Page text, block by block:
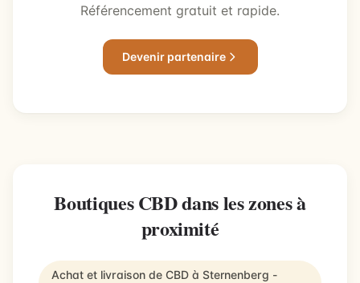
Référencement gratuit et rapide.
Devenir partenaire
Boutiques CBD dans les zones à
proximité
Achat et livraison de CBD à Sternenberg -